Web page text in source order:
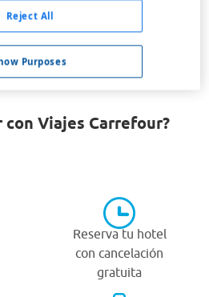
Motala
Norrköping
con Viajes Carrefour?
Reserva tu hotel
con cancelación
gratuita
Purposes
Reject All